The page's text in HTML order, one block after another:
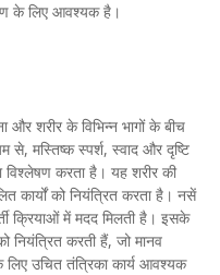
के लिए आवश्यक है।
शरीर के विभिन्न भागों के बीच
से, मस्तिष्क स्पर्श, स्वाद और दृष्टि
विश्लेषण करता है। यह शरीर की
कार्यों को नियंत्रित करता है। नसें
क्रियाओं में मदद मिलती है। इसके
नियंत्रित करती हैं, जो मानव
उचित तंत्रिका कार्य आवश्यक